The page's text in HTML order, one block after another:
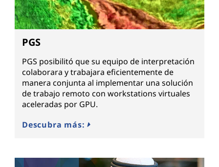
PGS
PGS posibilitó que su equipo de interpretación
colaborara y trabajara eficientemente de
manera conjunta al implementar una solución
de trabajo remoto con workstations virtuales
aceleradas por GPU.
Descubra más: